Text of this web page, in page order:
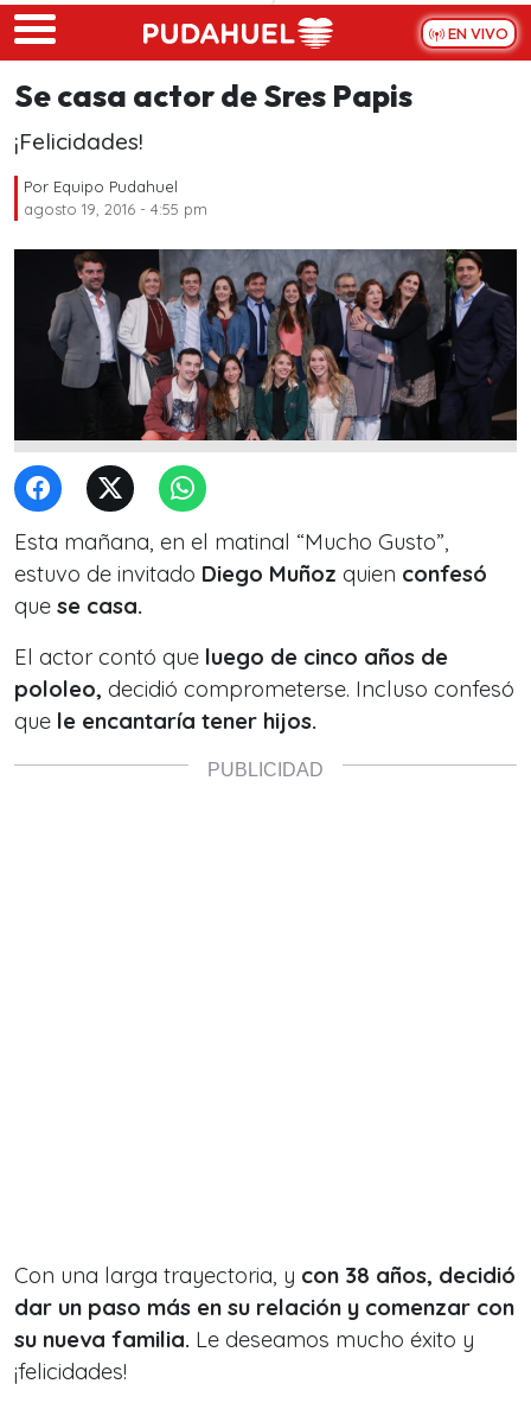
Skip to main content
EN VIVO
Se casa actor de Sres Papis
¡Felicidades!
Por Equipo Pudahuel
agosto 19, 2016 - 4:55 pm
Esta mañana, en el matinal “Mucho Gusto”,
estuvo de invitado Diego Muñoz quien confesó
que se casa.
El actor contó que luego de cinco años de
pololeo, decidió comprometerse. Incluso confesó
que le encantaría tener hijos.
Con una larga trayectoria, y con 38 años, decidió
dar un paso más en su relación y comenzar con
su nueva familia. Le deseamos mucho éxito y
¡felicidades!